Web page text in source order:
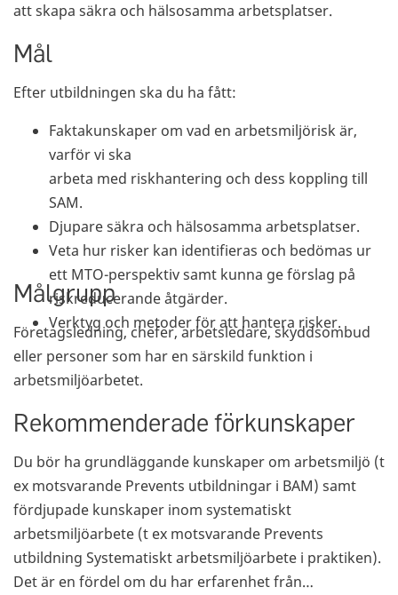
att skapa säkra och hälsosamma arbetsplatser.
Mål
Efter utbildningen ska du ha fått:
Faktakunskaper om vad en arbetsmiljörisk är,
varför vi ska
arbeta med riskhantering och dess koppling till
SAM.
Djupare säkra och hälsosamma arbetsplatser.
Veta hur risker kan identifieras och bedömas ur
ett MTO-perspektiv samt kunna ge förslag på
riskreducerande åtgärder.
Verktyg och metoder för att hantera risker.
Målgrupp
Företagsledning, chefer, arbetsledare, skyddsombud
eller personer som har en särskild funktion i
arbetsmiljöarbetet.
Rekommenderade förkunskaper
Du bör ha grundläggande kunskaper om arbetsmiljö (t
ex motsvarande Prevents utbildningar i BAM) samt
fördjupade kunskaper inom systematiskt
arbetsmiljöarbete (t ex motsvarande Prevents
utbildning Systematiskt arbetsmiljöarbete i praktiken).
Det är en fördel om du har erfarenhet från